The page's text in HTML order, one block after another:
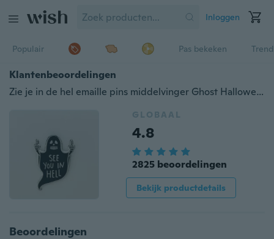
Inloggen
Populair Pas bekeken
Klantenbeoordelingen
Zie je in de hel emaille pins middelvinger Ghost Halloween horror Goth vriend pins badge
GLOBAAL
4.8
2825 beoordelingen
Bekijk productdetails
Beoordelingen